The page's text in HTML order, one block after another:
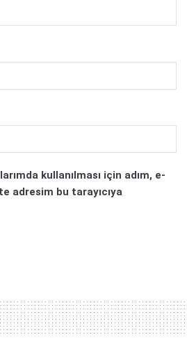
kullanılması için adım, e-
adresim bu tarayıcıya